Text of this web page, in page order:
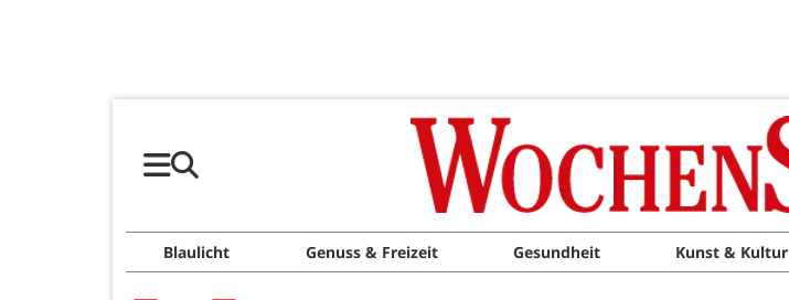
Blaulicht Genuss & Freizeit Gesundheit Kunst & Kultur